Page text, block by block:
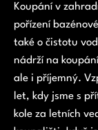
Koupání v
pořízení
také o čistotu
nádrží na
ale i příjemný.
let, kdy jsme s
kole za letních